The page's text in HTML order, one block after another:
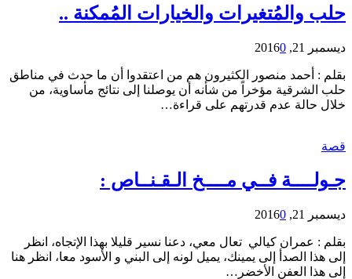
حلب والمُتغيرات والخيارات المُمكنة ..
ديسمبر 21, 2016 0
بقلم : أحمد منصور الكثيرون هم من اعتقدوا أن ما حدث في مناطق
حلب الشرقية مؤخراً من شأنه أن يوصلنا إلى نتائج مأساوية، من
خلال حالة عدم قدرتهم على قراءة…
قصة
جـولــــة فــي مــــخ الـقـنــاص :
ديسمبر 21, 2016 0
بقلم : عمران كيالي تعال معي، دعنا نسير قليلا بهذا الإتجاه، انظر
إلى هذا الصدأ إلى يمينك، يميل لونه إلى البني و الأسود معا، انظر هنا
إلى هذا العفن الأخضر…